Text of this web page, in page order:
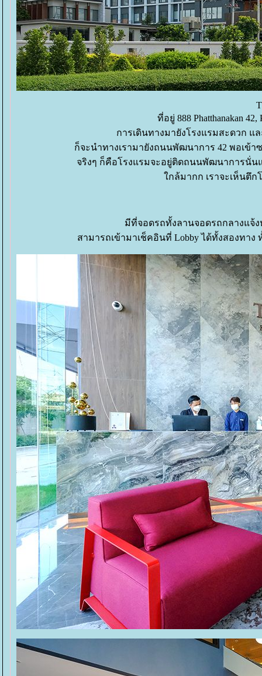
ที่อยู่ 888 Phatthanakan 42,
การเดินทางมายังโรงแรมสะดวก แล
ก็จะนำทางเรามายังถนนพัฒนาการ 42 พอเข้า
จริงๆ ก็คือโรงแรมจะอยู่ติดถนนพัฒนาการนั่น
กล้มากก เราจะเห็นตึ
มีที่จอดรถทั้งลานจอดรถกลางแจ้
สามารถเข้ามาเช็คอินที่ Lobby ได้ทั้งสองทา